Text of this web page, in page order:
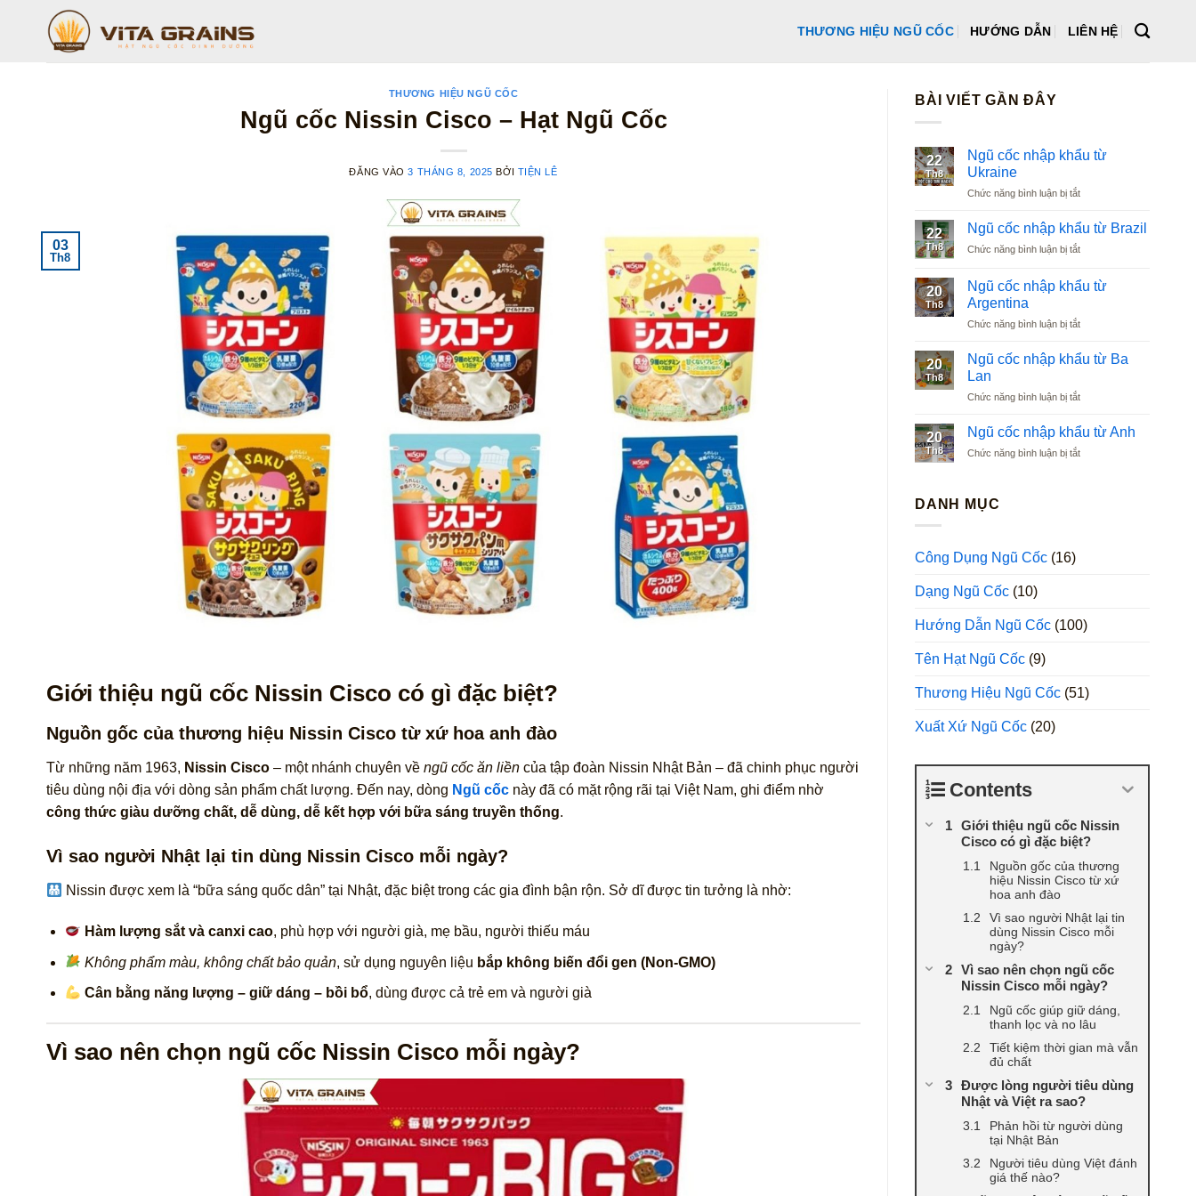
THƯƠNG HIỆU NGŨ CỐC HƯỚNG DẪN LIÊN HỆ
THƯƠNG HIỆU NGŨ CỐC
Ngũ cốc Nissin Cisco – Hạt Ngũ Cốc
ĐĂNG VÀO3 THÁNG 8, 2025 BỞI TIỆN LÊ
03
Th8
Giới thiệu ngũ cốc Nissin Cisco có gì đặc biệt?
Nguồn gốc của thương hiệu Nissin Cisco từ xứ hoa anh đào
Từ những năm 1963, Nissin Cisco – một nhánh chuyên về ngũ cốc ăn liền của tập đoàn Nissin Nhật Bản – đã chinh phục người
tiêu dùng nội địa với dòng sản phẩm chất lượng. Đến nay, dòng Ngũ cốc này đã có mặt rộng rãi tại Việt Nam, ghi điểm nhờ
công thức giàu dưỡng chất, dễ dùng, dễ kết hợp với bữa sáng truyền thống.
Vì sao người Nhật lại tin dùng Nissin Cisco mỗi ngày?
Nissin được xem là “bữa sáng quốc dân” tại Nhật, đặc biệt trong các gia đình bận rộn. Sở dĩ được tin tưởng là nhờ:
Hàm lượng sắt và canxi cao, phù hợp với người già, mẹ bầu, người thiếu máu
Không phẩm màu, không chất bảo quản, sử dụng nguyên liệu bắp không biến đổi gen (Non-GMO)
Cân bằng năng lượng – giữ dáng – bồi bổ, dùng được cả trẻ em và người già
Vì sao nên chọn ngũ cốc Nissin Cisco mỗi ngày?
BÀI VIẾT GẦN ĐÂY
22
Th8
Ngũ cốc nhập khẩu từ
Ukraine
Chức năng bình luận bị tắtở
cốc
khẩu
Ukraine
22
Th8
Ngũ cốc nhập khẩu từ Brazil
Chức năng bình luận bị tắtở
cốc
nhập
từ
20
Th8
Ngũ cốc nhập khẩu từ
Argentina
Chức năng bình luận bị tắtở
cốc
từ
20
Th8
Ngũ cốc nhập khẩu từ Ba
Lan
Chức năng bình luận bị tắtở
cốc
khẩu
20
Th8
Ngũ cốc nhập khẩu từ Anh
Chức năng bình luận bị tắtở
DANH MỤC
Công Dụng Ngũ Cốc (16)
Dạng Ngũ Cốc (10)
Hướng Dẫn Ngũ Cốc (100)
Tên Hạt Ngũ Cốc (9)
Thương Hiệu Ngũ Cốc (51)
Xuất Xứ Ngũ Cốc (20)
Contents
Giới thiệu ngũ cốc Nissin
Cisco có gì đặc biệt?
Nguồn gốc của thương
hiệu Nissin Cisco từ xứ
hoa anh đào
Vì sao người Nhật lại tin
dùng Nissin Cisco mỗi
ngày?
Vì sao nên chọn ngũ cốc
Nissin Cisco mỗi ngày?
Ngũ cốc giúp giữ dáng,
thanh lọc và no lâu
Tiết kiệm thời gian mà vẫn
đủ chất
Được lòng người tiêu dùng
Nhật và Việt ra sao?
Phản hồi từ người dùng
tại Nhật Bản
Người tiêu dùng Việt đánh
giá thế nào?